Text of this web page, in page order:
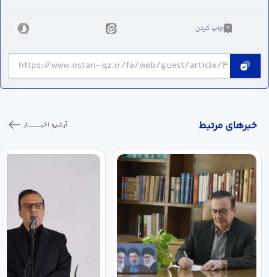
چاپ کردن
خبر‌های مرتبط آرشیو اخبـــــــــــار